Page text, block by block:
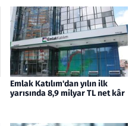
Emlak Katılım'dan yılın ilk
yarısında 8,9 milyar TL net kâr